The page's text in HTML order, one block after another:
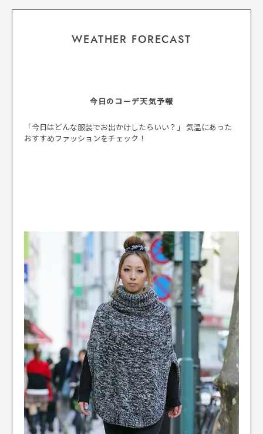
WEATHER FORECAST
今日のコーデ天気予報
「今日はどんな服装でお出かけしたらいい？」 気温にあった
おすすめファッションをチェック！